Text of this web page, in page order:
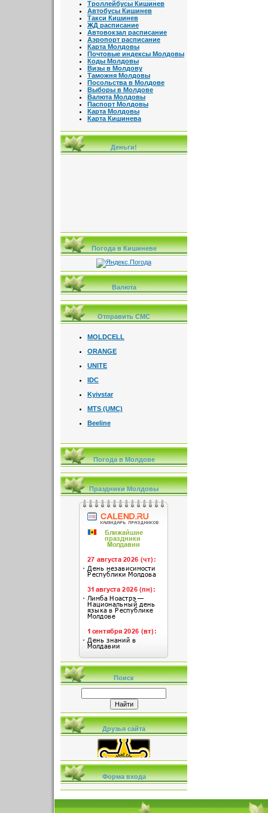
Троллейбусы Кишинев
Автобусы Кишинев
Такси Кишинев
ЖД расписание
Автовокзал расписание
Аэропорт расписание
Карта Молдовы
Почтовые индексы Молдовы
Коды Молдовы
Визы в Молдову
Таможня Молдовы
Посольства в Молдове
Выборы в Молдове
Валюта Молдовы
Паспорт Молдовы
Карта Молдовы
Карта Кишинева
Деньги!
Погода в Кишиневе
Валюта
Отправить СМС
MOLDCELL
ORANGE
UNITE
IDC
Kyivstar
MTS (UMC)
Beeline
Погода в Молдове
Праздники Молдовы
Поиск
Друзья сайта
Форма входа